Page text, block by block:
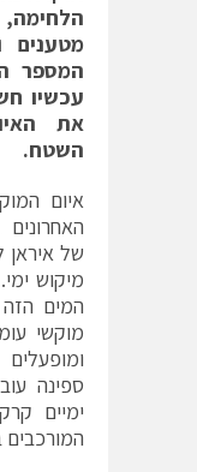
e
n
u
מטענים
המספר
עכשיו
את
השטח.
איום
של איראן
מיקוש
המים
מוקשי
ספינה
ימיים
המורכבים